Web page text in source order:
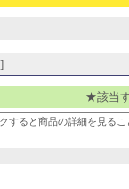
★該当
すると商品の詳細を見るこ